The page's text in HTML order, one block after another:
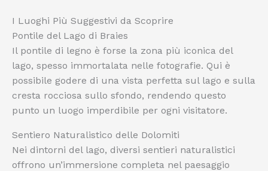
I Luoghi Più Suggestivi da Scoprire
Pontile del Lago di Braies
Il pontile di legno è forse la zona più iconica del
lago, spesso immortalata nelle fotografie. Qui è
possibile godere di una vista perfetta sul lago e sulla
cresta rocciosa sullo sfondo, rendendo questo
punto un luogo imperdibile per ogni visitatore.
Sentiero Naturalistico delle Dolomiti
Nei dintorni del lago, diversi sentieri naturalistici
offrono un’immersione completa nel paesaggio